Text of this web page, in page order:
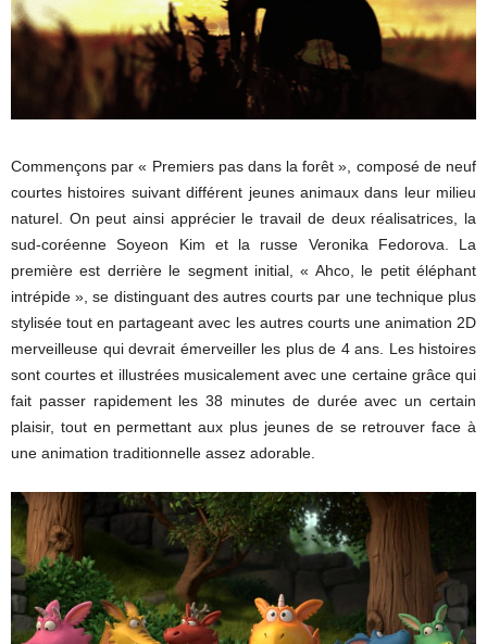
Commençons par « Premiers pas dans la forêt », composé de neuf
courtes histoires suivant différent jeunes animaux dans leur milieu
naturel. On peut ainsi apprécier le travail de deux réalisatrices, la
sud-coréenne Soyeon Kim et la russe Veronika Fedorova. La
première est derrière le segment initial, « Ahco, le petit éléphant
intrépide », se distinguant des autres courts par une technique plus
stylisée tout en partageant avec les autres courts une animation 2D
merveilleuse qui devrait émerveiller les plus de 4 ans. Les histoires
sont courtes et illustrées musicalement avec une certaine grâce qui
fait passer rapidement les 38 minutes de durée avec un certain
plaisir, tout en permettant aux plus jeunes de se retrouver face à
une animation traditionnelle assez adorable.